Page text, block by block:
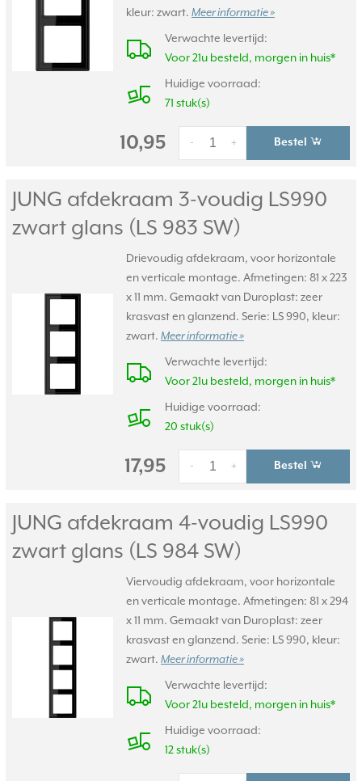
kleur: zwart. Meer informatie »
Verwachte levertijd:
Voor 21u besteld, morgen in huis*
Huidige voorraad:
71 stuk(s)
10,95 +
- Bestel
JUNG afdekraam 3-voudig LS990
zwart glans (LS 983 SW)
Drievoudig afdekraam, voor horizontale
en verticale montage. Afmetingen: 81 x 223
x 11 mm. Gemaakt van Duroplast: zeer
krasvast en glanzend. Serie: LS 990, kleur:
zwart. Meer informatie »
Verwachte levertijd:
Voor 21u besteld, morgen in huis*
Huidige voorraad:
20 stuk(s)
17,95 +
- Bestel
JUNG afdekraam 4-voudig LS990
zwart glans (LS 984 SW)
Viervoudig afdekraam, voor horizontale
en verticale montage. Afmetingen: 81 x 294
x 11 mm. Gemaakt van Duroplast: zeer
krasvast en glanzend. Serie: LS 990, kleur:
zwart. Meer informatie »
Verwachte levertijd:
Voor 21u besteld, morgen in huis*
Huidige voorraad:
12 stuk(s)